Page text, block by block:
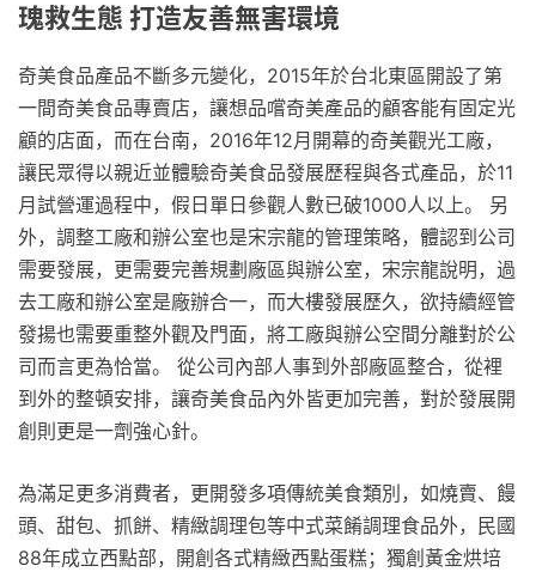
瑰救生態 打造友善無害環境
奇美食品產品不斷多元變化，2015年於台北東區開設了第
一間奇美食品專賣店，讓想品嚐奇美產品的顧客能有固定光
顧的店面，而在台南，2016年12月開幕的奇美觀光工廠，
讓民眾得以親近並體驗奇美食品發展歷程與各式產品，於11
月試營運過程中，假日單日參觀人數已破1000人以上。 另
外，調整工廠和辦公室也是宋宗龍的管理策略，體認到公司
需要發展，更需要完善規劃廠區與辦公室，宋宗龍說明，過
去工廠和辦公室是廠辦合一，而大樓發展歷久，欲持續經管
發揚也需要重整外觀及門面，將工廠與辦公空間分離對於公
司而言更為恰當。 從公司內部人事到外部廠區整合，從裡
到外的整頓安排，讓奇美食品內外皆更加完善，對於發展開
創則更是一劑強心針。
為滿足更多消費者，更開發多項傳統美食類別，如燒賣、饅
頭、甜包、抓餅、精緻調理包等中式菜餚調理食品外，民國
88年成立西點部，開創各式精緻西點蛋糕；獨創黃金烘培